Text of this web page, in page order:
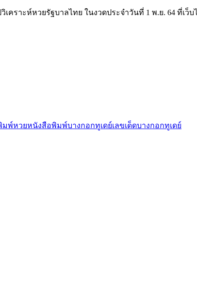
คราะห์หวยรัฐบาลไทย ในงวดประจำวันที่ 1 พ.ย. 64 ที่เ
มพ์หวยหนังสือพิมพ์บางกอกทูเดย์เลขเด็ดบางกอกทูเดย์